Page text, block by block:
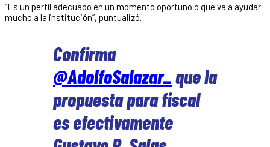
“Es un perfil adecuado en un momento oportuno o que va a ayudar
mucho a la institución”, puntualizó.
Confirma
@AdolfoSalazar_que la
propuesta para fiscal
es efectivamente